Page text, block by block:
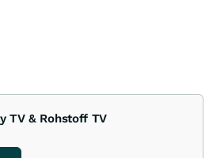
TV & Rohstoff TV